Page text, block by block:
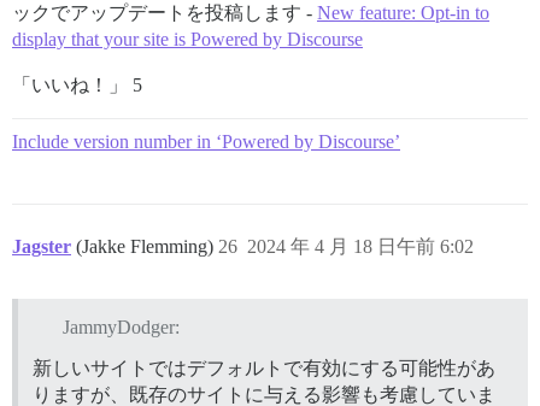
ックでアップデートを投稿します - New feature: Opt-in to
display that your site is Powered by Discourse
「いいね！」 5
Include version number in ‘Powered by Discourse’
Jagster (Jakke Flemming) 2024 年 4 月 18 日午前 6:02
26
JammyDodger:
新しいサイトではデフォルトで有効にする可能性があ
りますが、既存のサイトに与える影響も考慮していま